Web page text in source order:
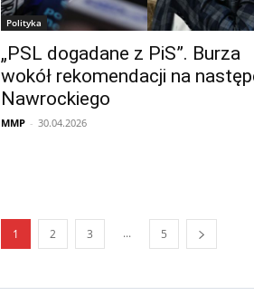
Polityka
„PSL dogadane z PiS”. Burza
wokół rekomendacji na
Nawrockiego
MMP - 30.04.2026
1 2 3 ... 5